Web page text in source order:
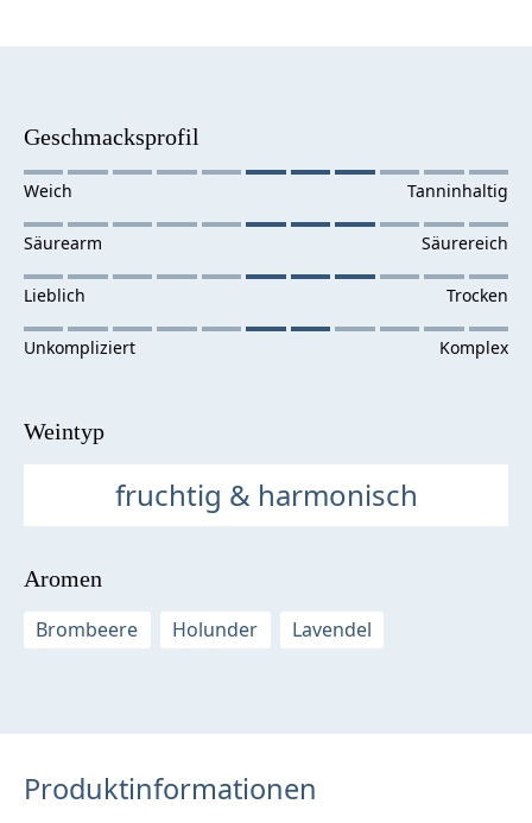
Geschmacksprofil
Weintyp
fruchtig & harmonisch
Aromen
Brombeere
Holunder Lavendel
Produktinformationen